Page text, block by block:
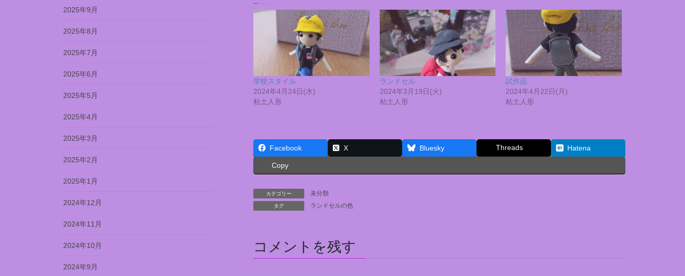
学校スタイル
2024年4月24日(水)
粘土人形
ランドセル
2024年3月19日(火)
粘土人形
試作品
2024年4月22日(月)
粘土人形
Facebook X Bluesky Threads Hatena
Copy
カテゴリー
未分類
タグ
ランドセルの色
コメントを残す
2025年9月
2025年8月
2025年7月
2025年6月
2025年5月
2025年4月
2025年3月
2025年2月
2025年1月
2024年12月
2024年11月
2024年10月
2024年9月